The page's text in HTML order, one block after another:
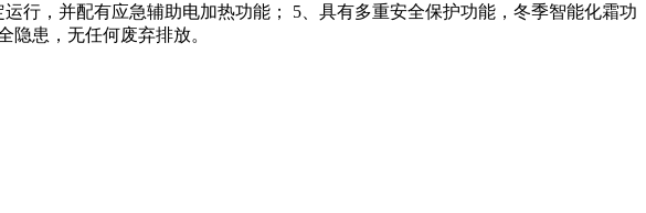
行，并配有应急辅助电加热功能； 5、具有多重安全保护功能，冬季智能化霜功
患，无任何废弃排放。